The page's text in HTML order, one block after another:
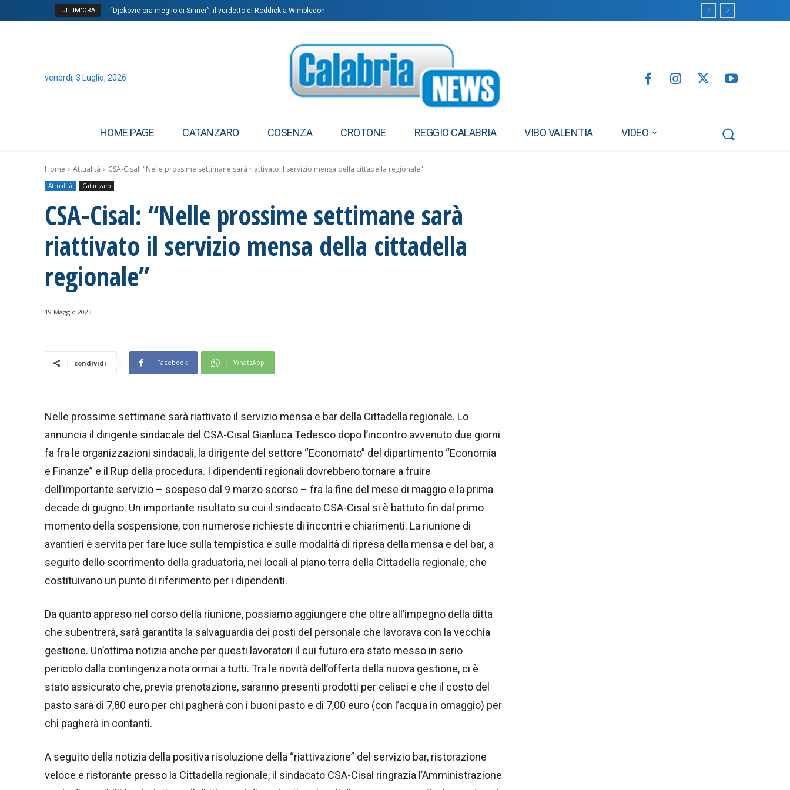
ULTIM'ORA “Djokovic ora meglio di Sinner”, il verdetto di Roddick a Wimbledon
venerdì, 3 Luglio, 2026
HOME PAGE CATANZARO COSENZA CROTONE REGGIO CALABRIA VIBO VALENTIA VIDEO
Home Attualità CSA-Cisal: "Nelle prossime settimane sarà riattivato il servizio mensa della cittadella regionale"
Attualità Catanzaro
CSA-Cisal: “Nelle prossime settimane sarà
riattivato il servizio mensa della cittadella
regionale”
19 Maggio 2023
condividi Facebook WhatsApp
Nelle prossime settimane sarà riattivato il servizio mensa e bar della Cittadella regionale. Lo
annuncia il dirigente sindacale del CSA-Cisal Gianluca Tedesco dopo l’incontro avvenuto due giorni
fa fra le organizzazioni sindacali, la dirigente del settore “Economato” del dipartimento “Economia
e Finanze” e il Rup della procedura. I dipendenti regionali dovrebbero tornare a fruire
dell’importante servizio – sospeso dal 9 marzo scorso – fra la fine del mese di maggio e la prima
decade di giugno. Un importante risultato su cui il sindacato CSA-Cisal si è battuto fin dal primo
momento della sospensione, con numerose richieste di incontri e chiarimenti. La riunione di
avantieri è servita per fare luce sulla tempistica e sulle modalità di ripresa della mensa e del bar, a
seguito dello scorrimento della graduatoria, nei locali al piano terra della Cittadella regionale, che
costituivano un punto di riferimento per i dipendenti.
Da quanto appreso nel corso della riunione, possiamo aggiungere che oltre all’impegno della ditta
che subentrerà, sarà garantita la salvaguardia dei posti del personale che lavorava con la vecchia
gestione. Un’ottima notizia anche per questi lavoratori il cui futuro era stato messo in serio
pericolo dalla contingenza nota ormai a tutti. Tra le novità dell’offerta della nuova gestione, ci è
stato assicurato che, previa prenotazione, saranno presenti prodotti per celiaci e che il costo del
pasto sarà di 7,80 euro per chi pagherà con i buoni pasto e di 7,00 euro (con l’acqua in omaggio) per
chi pagherà in contanti.
A seguito della notizia della positiva risoluzione della “riattivazione” del servizio bar, ristorazione
veloce e ristorante presso la Cittadella regionale, il sindacato CSA-Cisal ringrazia l’Amministrazione